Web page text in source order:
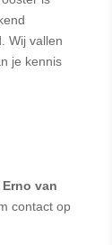
Wij vallen
je kennis
Erno van
contact op